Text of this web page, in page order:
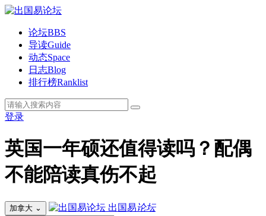
论坛BBS
导读Guide
动态Space
日志Blog
排行榜Ranklist
登录
英国一年硕还值得读吗？配偶
不能陪读真伤不起
加拿大 ⌄ 出国易论坛